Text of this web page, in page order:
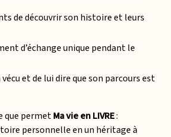
de découvrir son histoire et leurs
d’échange unique pendant le
et de lui dire que son parcours est
que permetMa vie en LIVRE:
personnelle en un héritage à